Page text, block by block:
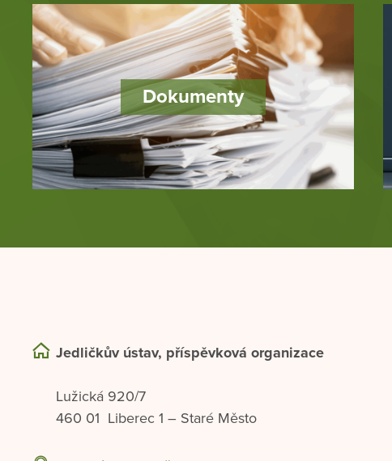
Dokumenty
Jedličkův ústav, příspěvková organizace
Lužická 920/7
460 01 Liberec 1 – Staré Město